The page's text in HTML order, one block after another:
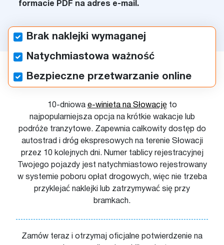
formacie PDF na adres e-mail.
Brak naklejki wymaganej
Natychmiastowa ważność
Bezpieczne przetwarzanie online
10-dniowa e-winieta na Słowacjęto
najpopularniejsza opcja na krótkie wakacje lub
podróże tranzytowe. Zapewnia całkowity dostęp do
autostrad i dróg ekspresowych na terenie Słowacji
przez 10 kolejnych dni. Numer tablicy rejestracyjnej
Twojego pojazdy jest natychmiastowo rejestrowany
w systemie poboru opłat drogowych, więc nie trzeba
przyklejać naklejki lub zatrzymywać się przy
bramkach.
Zamów teraz i otrzymaj oficjalne potwierdzenie na